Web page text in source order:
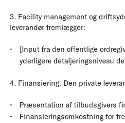
3. Facility management og
leverandør fremlægger:
[Input fra den offentlige
yderligere detaljeringsniveau
4. Finansiering. Den private
Præsentation af tilbudsgivers
Finansieringsomkostning for